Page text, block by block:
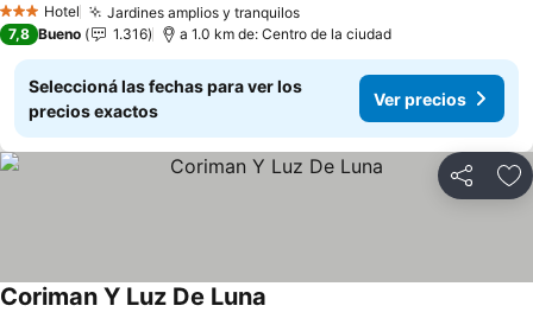
3 Estrellas
Hotel Jardines amplios y tranquilos
7,8 Bueno 1.316 a 1.0 km de: Centro de la ciudad
Seleccioná las fechas para ver los
precios exactos
Ver precios
Compartir
Coriman Y Luz De Luna